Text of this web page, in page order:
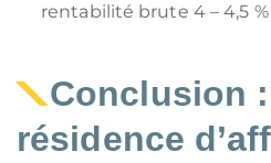
rentabilité brute 4 – 4,5
Conclusion
résidence